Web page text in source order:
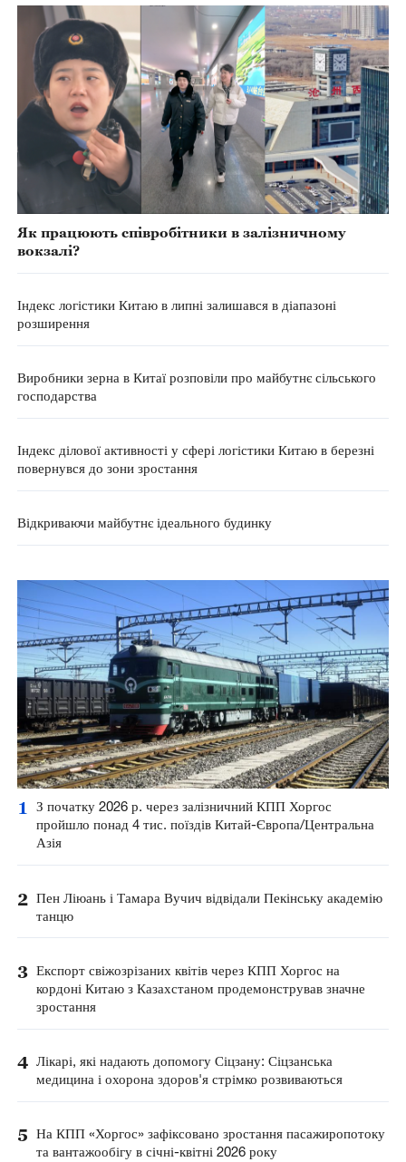
Як працюють співробітники в залізничному
вокзалі?
Індекс логістики Китаю в липні залишався в діапазоні
розширення
Виробники зерна в Китаї розповіли про майбутнє сільського
господарства
Індекс ділової активності у сфері логістики Китаю в березні
повернувся до зони зростання
Відкриваючи майбутнє ідеального будинку
1
З початку 2026 р. через залізничний КПП Хоргос
пройшло понад 4 тис. поїздів Китай-Європа/Центральна
Азія
2 Пен Ліюань і Тамара Вучич відвідали Пекінську академію
танцю
3 Експорт свіжозрізаних квітів через КПП Хоргос на
кордоні Китаю з Казахстаном продемонстрував значне
зростання
4 Лікарі, які надають допомогу Сіцзану: Сіцзанська
медицина і охорона здоров'я стрімко розвиваються
5 На КПП «Хоргос» зафіксовано зростання пасажиропотоку
та вантажообігу в січні-квітні 2026 року